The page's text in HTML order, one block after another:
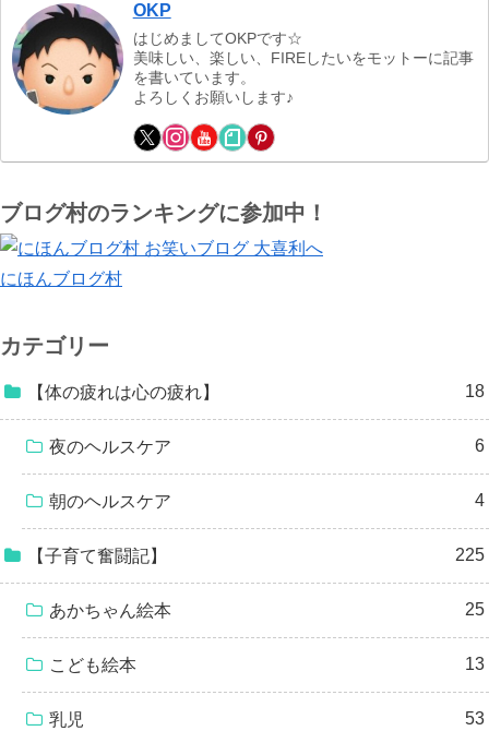
OKP
はじめましてOKPです☆
美味しい、楽しい、FIREしたいをモットーに記事
を書いています。
よろしくお願いします♪
ブログ村のランキングに参加中！
にほんブログ村
カテゴリー
【体の疲れは心の疲れ】 18
夜のヘルスケア 6
朝のヘルスケア 4
【子育て奮闘記】 225
あかちゃん絵本 25
こども絵本 13
乳児 53